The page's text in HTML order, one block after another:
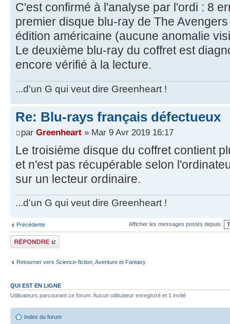
C'est confirmé à l'analyse par l'ordi : 8
premier disque blu-ray de The
édition américaine (aucune anomalie
Le deuxième blu-ray du coffret est
encore vérifié à la lecture.
...d'un G qui veut dire Greenheart !
Re: Blu-rays français défectueux
par Greenheart » Mar 9 Avr 2019 16:17
Le troisième disque du coffret contient
et n'est pas récupérable selon
sur un lecteur ordinaire.
...d'un G qui veut dire Greenheart !
Précédente Afficher les messages postés depuis:
Répondre
Retourner vers Science-fiction, Aventure et Fantasy
QUI EST EN LIGNE
Utilisateurs parcourant ce forum: Aucun utilisateur enregistré et 1 invité
Index du forum